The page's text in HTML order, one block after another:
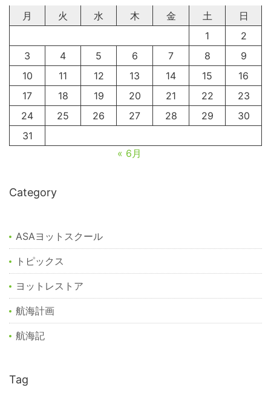
月
火 水 木 金 土
日
1
2
3
4 5 6 7 8
9
10
11 12 13 14 15
16
17
18 19 20 21 22
23
24
25 26 27 28 29
30
31
« 6月
Category
ASAヨットスクール
トピックス
ヨットレストア
航海計画
航海記
Tag